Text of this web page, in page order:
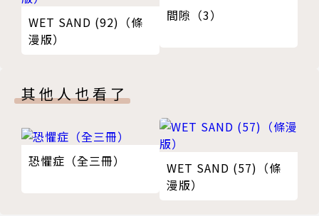
亞樹直的週末葡萄酒
版權頁
封底
WET SAND (92)（條
漫版）
間隙（3）
其他人也看了
恐懼症（全三冊）
WET SAND (57)（條
漫版）